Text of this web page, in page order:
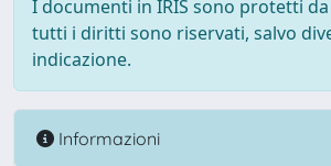
I documenti in IRIS sono protetti
tutti i diritti sono riservati, salvo
indicazione.
Informazioni